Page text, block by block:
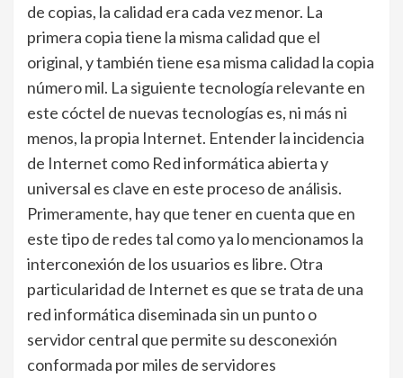
de copias, la calidad era cada vez menor. La
primera copia tiene la misma calidad que el
original, y también tiene esa misma calidad la copia
número mil. La siguiente tecnología relevante en
este cóctel de nuevas tecnologías es, ni más ni
menos, la propia Internet. Entender la incidencia
de Internet como Red informática abierta y
universal es clave en este proceso de análisis.
Primeramente, hay que tener en cuenta que en
este tipo de redes tal como ya lo mencionamos la
interconexión de los usuarios es libre. Otra
particularidad de Internet es que se trata de una
red informática diseminada sin un punto o
servidor central que permite su desconexión
conformada por miles de servidores